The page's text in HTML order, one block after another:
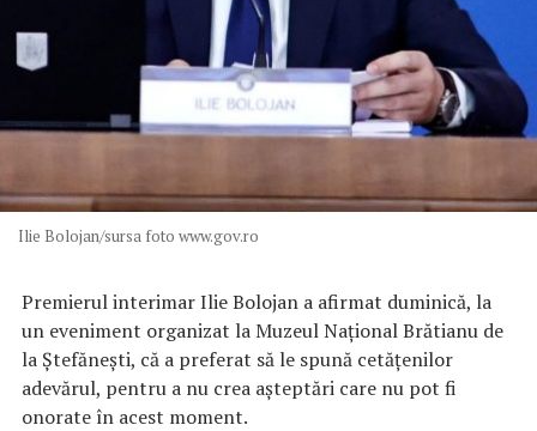
Ilie Bolojan/sursa foto www.gov.ro
Premierul interimar Ilie Bolojan a afirmat duminică, la
un eveniment organizat la Muzeul Naţional Brătianu de
la Ştefăneşti, că a preferat să le spună cetăţenilor
adevărul, pentru a nu crea aşteptări care nu pot fi
onorate în acest moment.